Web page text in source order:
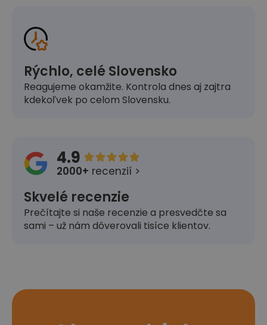
Rýchlo, celé Slovensko
Reagujeme okamžite. Kontrola dnes aj zajtra
kdekoľvek po celom Slovensku.
4.9 
2000+ recenzií >
Skvelé recenzie
Prečítajte si naše recenzie a presvedčte sa
sami – už nám dôverovali tisíce klientov.